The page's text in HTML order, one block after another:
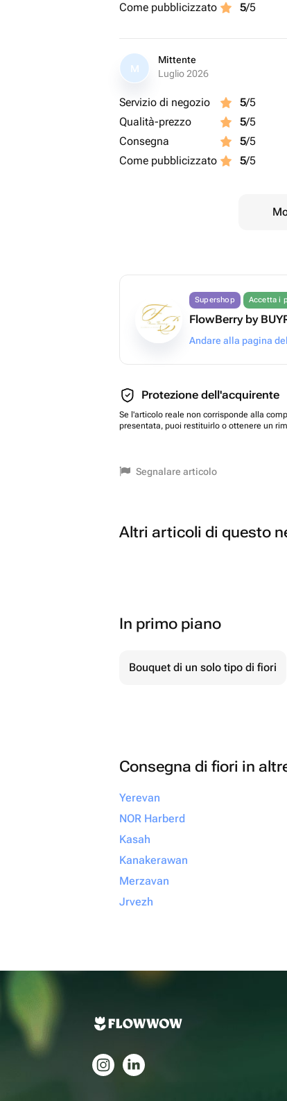
Come pubblicizzato
5/5
M
Mittente
Luglio 2026
Servizio di negozio 5/5
Qualità-prezzo
5/5
Consegna
5/5
Come pubblicizzato
5/5
Supershop Accetta i
FlowBerry by
Andare alla pagina
Protezione dell'acquirente
Se l'articolo reale non corrisponde alla
presentata, puoi restituirlo o ottenere un
Segnalare articolo
Altri articoli di questo
In primo piano
Bouquet di un solo tipo di fiori
Consegna di fiori in
Yerevan
NOR Harberd
Kasah
Kanakerawan
Merzavan
Jrvezh